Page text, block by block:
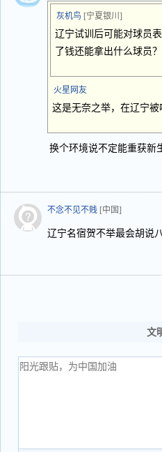
灰机鸟 [宁夏银川]
辽宁试训后可能对球员
了钱还能拿出什么球员
火星网友
这是无奈之举，在辽宁
换个环境说不定能重获新
不念不见不贱 [中国]
辽宁名宿贺不举最会胡说
文